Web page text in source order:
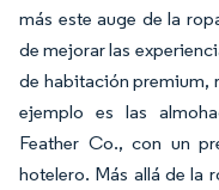
más este auge de la
de mejorar las
de habitación premium,
ejemplo es las
Feather Co., con un
hotelero. Más allá de la